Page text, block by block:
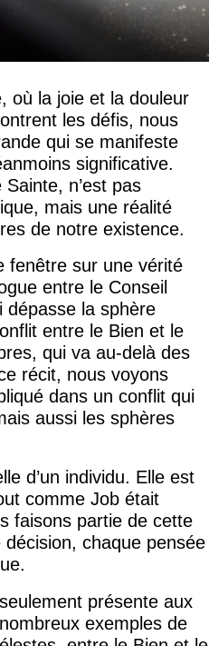
où la joie et la douleur
les défis, nous
qui se manifeste
significative.
n’est pas
mais une réalité
de notre existence.
fenêtre sur une vérité
entre le Conseil
dépasse la sphère
entre le Bien et le
qui va au-delà des
récit, nous voyons
dans un conflit qui
aussi les sphères
d’un individu. Elle est
comme Job était
faisons partie de cette
chaque pensée
présente aux
exemples de